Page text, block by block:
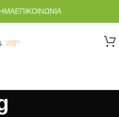
ΕΠΙΚΟΙΝΩΝΊΑ